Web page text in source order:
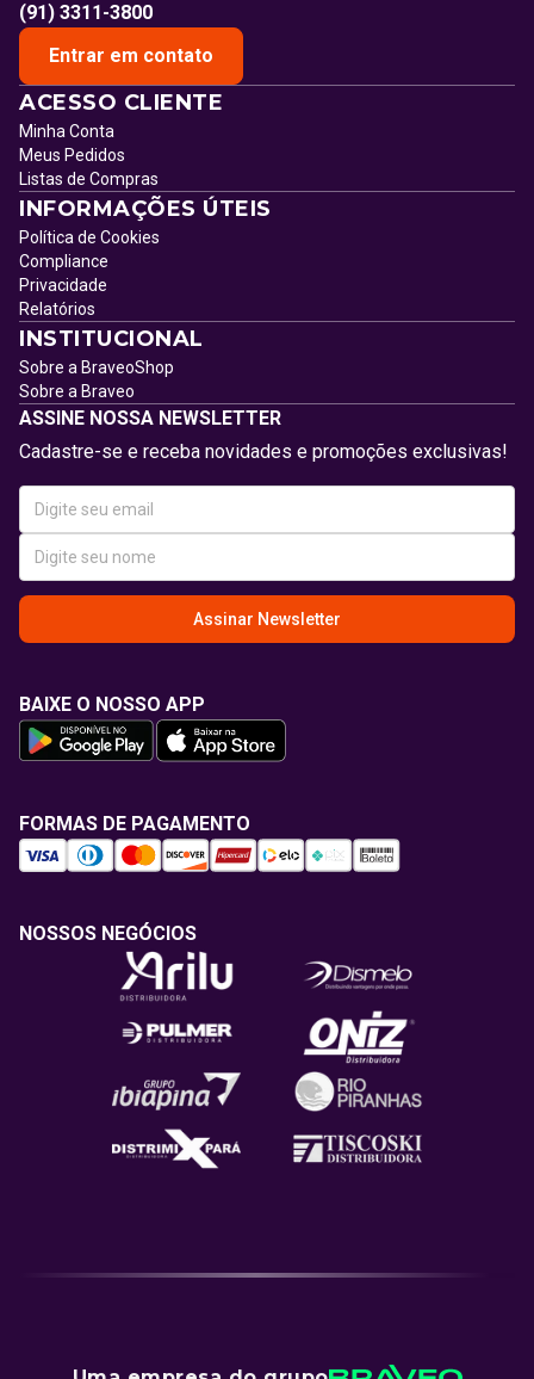
(91) 3311-3800
Entrar em contato
ACESSO CLIENTE
Minha Conta
Meus Pedidos
Listas de Compras
INFORMAÇÕES ÚTEIS
Política de Cookies
Compliance
Privacidade
Relatórios
INSTITUCIONAL
Sobre a BraveoShop
Sobre a Braveo
ASSINE NOSSA NEWSLETTER
Cadastre-se e receba novidades e promoções exclusivas!
Assinar Newsletter
BAIXE O NOSSO APP
FORMAS DE PAGAMENTO
NOSSOS NEGÓCIOS